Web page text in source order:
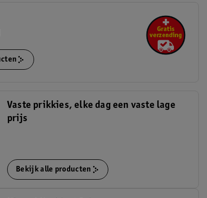
Vaste prikkies, elke dag een vaste lage
prijs
Bekijk alle producten